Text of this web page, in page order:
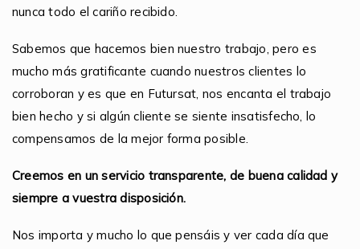
nunca todo el cariño recibido.
Sabemos que hacemos bien nuestro trabajo, pero es
mucho más gratificante cuando nuestros clientes lo
corroboran y es que en Futursat, nos encanta el trabajo
bien hecho y si algún cliente se siente insatisfecho, lo
compensamos de la mejor forma posible.
Creemos en un servicio transparente, de buena calidad y
siempre a vuestra disposición.
Nos importa y mucho lo que pensáis y ver cada día que